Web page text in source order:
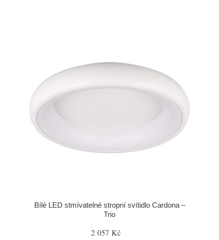
Bílé LED stmívatelné stropní svítidlo Cardona –
Trio
2 057 Kč